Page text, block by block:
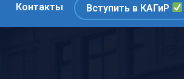
Контакты Вступить в КАГиР